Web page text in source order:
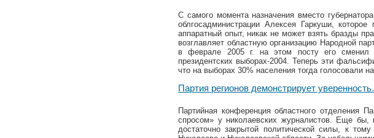
С самого момента назначения вместо
облгосадминистрации Алексея Гаркуши,
аппаратный опыт, никак не может взять бразды
возглавляет областную организацию Народной
в феврале 2005 г. на этом посту его
президентских выборах-2004. Теперь эти
что на выборах 30% населения тогда
Партия регионов демонстрирует
Партийная конференция областного отделения
спросом» у николаевских журналистов. Еще бы,
достаточно закрытой политической силы, к